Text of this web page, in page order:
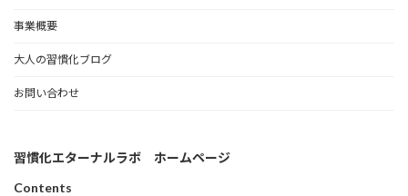
事業概要
大人の習慣化ブログ
お問い合わせ
習慣化エターナルラボ ホームページ
Contents